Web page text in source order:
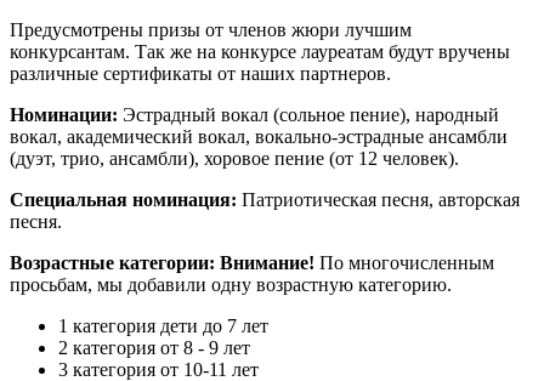
Предусмотрены призы от членов жюри лучшим
конкурсантам. Так же на конкурсе лауреатам будут вручены
различные сертификаты от наших партнеров.
Номинации: Эстрадный вокал (сольное пение), народный
вокал, академический вокал, вокально-эстрадные ансамбли
(дуэт, трио, ансамбли), хоровое пение (от 12 человек).
Специальная номинация: Патриотическая песня, авторская
песня.
Возрастные категории: Внимание! По многочисленным
просьбам, мы добавили одну возрастную категорию.
1 категория дети до 7 лет
2 категория от 8 - 9 лет
3 категория от 10-11 лет